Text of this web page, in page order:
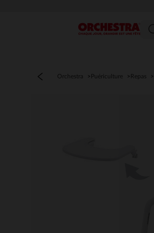
Menu
Orchestra Puériculture Repas